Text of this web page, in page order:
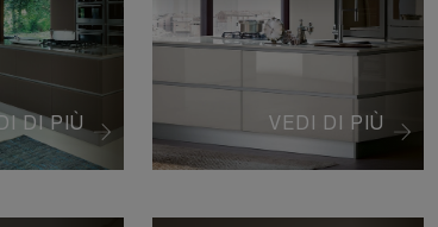
DI PIÙ VEDI DI PIÙ